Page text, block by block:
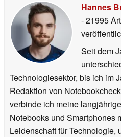
Hannes
- 21995
Seit dem
Technologiesektor, bis ich im
Redaktion von
verbinde ich meine
Notebooks und Smartphones
Leidenschaft für Technologie,